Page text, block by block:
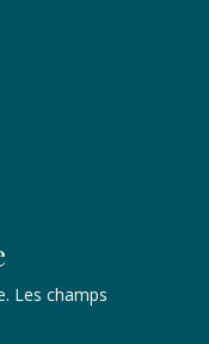
Les champs